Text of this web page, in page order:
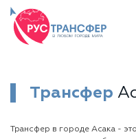
Трансфер
Трансфер в городе Асака -